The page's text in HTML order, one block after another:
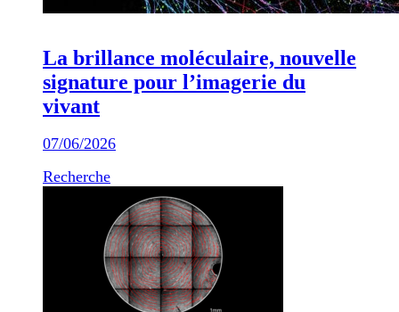
La brillance moléculaire, nouvelle
signature pour l’imagerie du
vivant
07/06/2026
Recherche